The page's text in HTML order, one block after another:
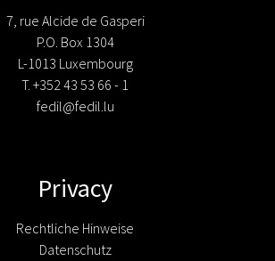
7, rue Alcide de Gasperi
P.O. Box 1304
L-1013 Luxembourg
T. +352 43 53 66 - 1
fedil@fedil.lu
Privacy
Rechtliche Hinweise
Datenschutz